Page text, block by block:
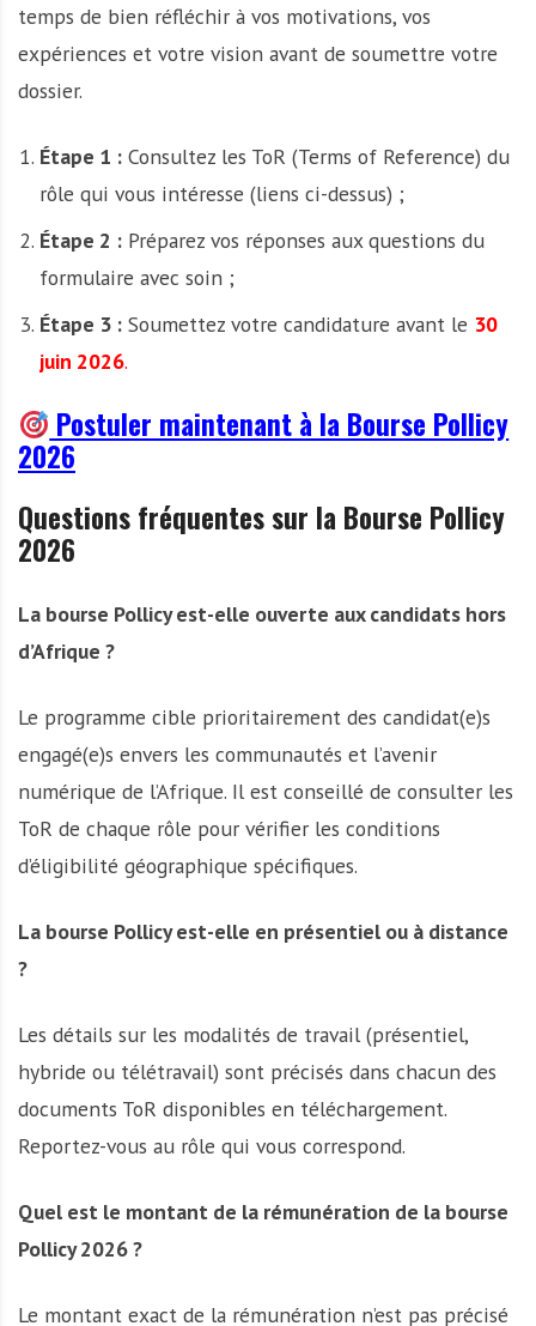
temps de bien réfléchir à vos motivations, vos
expériences et votre vision avant de soumettre votre
dossier.
Étape 1 :Consultez les ToR (Terms of Reference) du
rôle qui vous intéresse (liens ci-dessus) ;
Étape 2 :Préparez vos réponses aux questions du
formulaire avec soin ;
Étape 3 :Soumettez votre candidature avant le 30
juin 2026.
Postuler maintenant à la Bourse Pollicy
2026
Questions fréquentes sur la Bourse Pollicy
2026
La bourse Pollicy est-elle ouverte aux candidats hors
d’Afrique ?
Le programme cible prioritairement des candidat(e)s
engagé(e)s envers les communautés et l’avenir
numérique de l’Afrique. Il est conseillé de consulter les
ToR de chaque rôle pour vérifier les conditions
d’éligibilité géographique spécifiques.
La bourse Pollicy est-elle en présentiel ou à distance
?
Les détails sur les modalités de travail (présentiel,
hybride ou télétravail) sont précisés dans chacun des
documents ToR disponibles en téléchargement.
Reportez-vous au rôle qui vous correspond.
Quel est le montant de la rémunération de la bourse
Pollicy 2026 ?
Le montant exact de la rémunération n’est pas précisé